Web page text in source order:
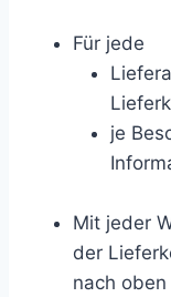
Für jede
je
Mit jeder
der
nach